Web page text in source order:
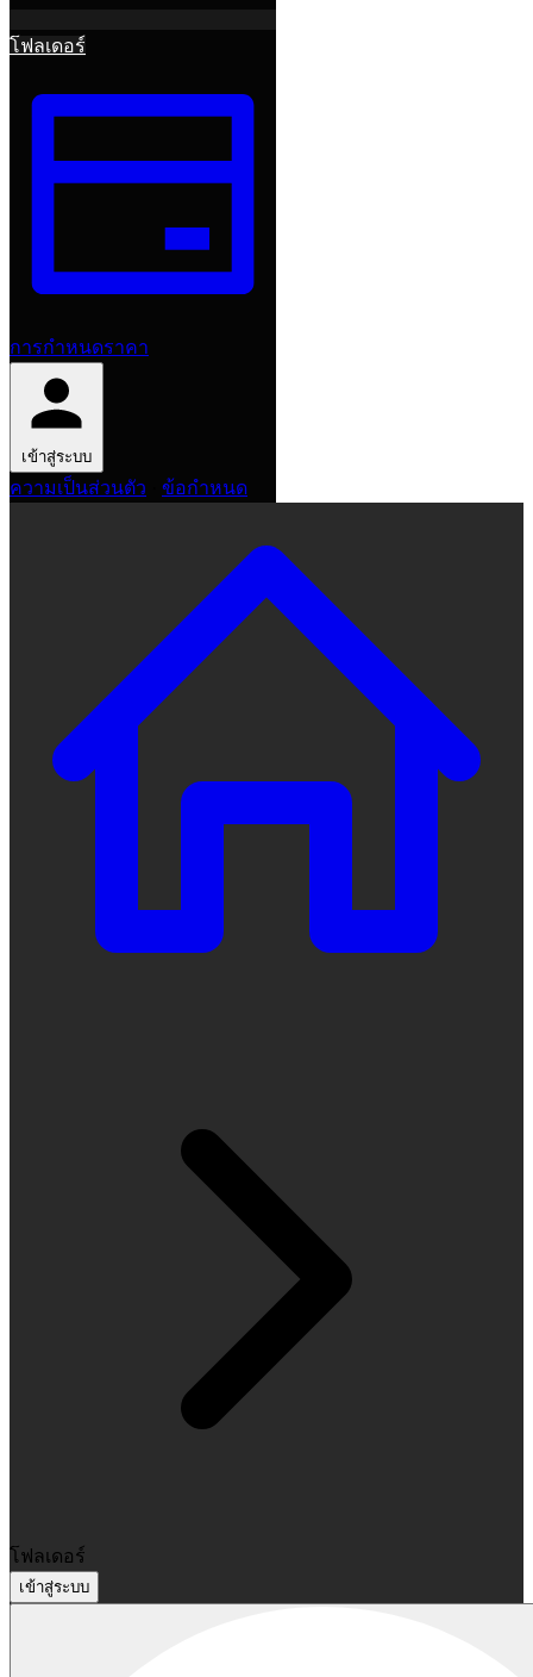
โฟลเดอร์
การกำหนดราคา
เข้าสู่ระบบ
ความเป็นส่วนตัว ข้อกำหนด
โฟลเดอร์
เข้าสู่ระบบ